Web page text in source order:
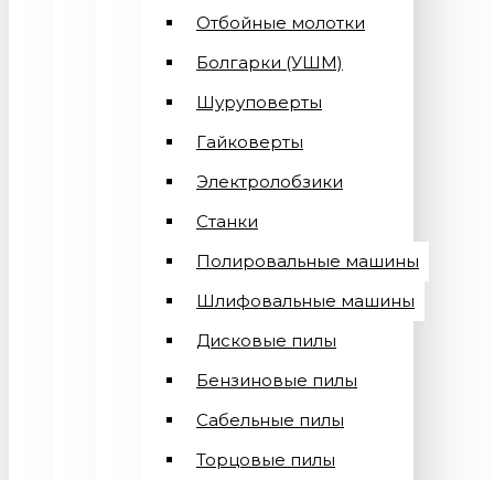
Отбойные молотки
Болгарки (УШМ)
Шуруповерты
Гайковерты
Электролобзики
Станки
Полировальные машины
Шлифовальные машины
Дисковые пилы
Бензиновые пилы
Сабельные пилы
Торцовые пилы